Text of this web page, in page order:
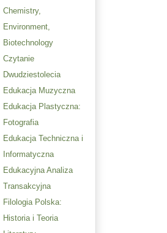
Chemistry,
Environment,
Biotechnology
Czytanie
Dwudziestolecia
Edukacja Muzyczna
Edukacja Plastyczna:
Fotografia
Edukacja Techniczna i
Informatyczna
Edukacyjna Analiza
Transakcyjna
Filologia Polska:
Historia i Teoria